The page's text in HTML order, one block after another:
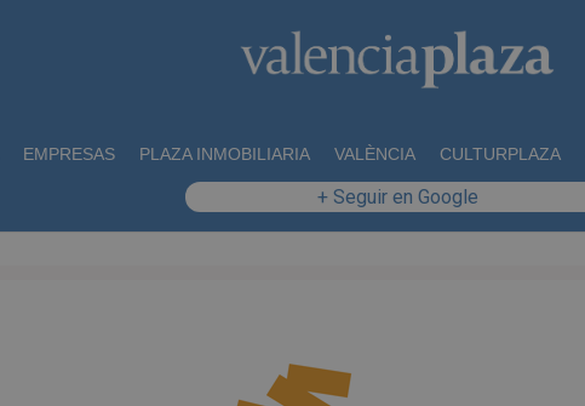
EMPRESAS PLAZA INMOBILIARIA VALÈNCIA CULTURPLAZA
+ Seguir en Google